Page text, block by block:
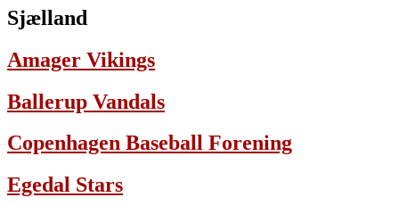
Sjælland
Amager Vikings
Ballerup Vandals
Copenhagen Baseball Forening
Egedal Stars